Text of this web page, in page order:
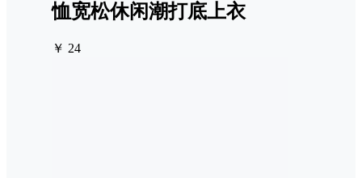
恤宽松休闲潮打底上衣
￥ 24